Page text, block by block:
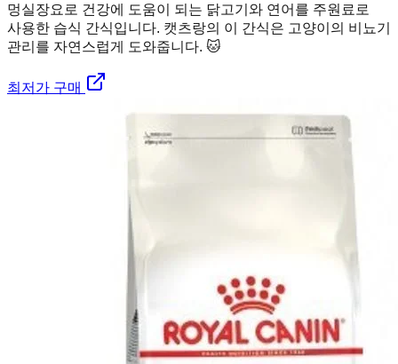
멍실장요로 건강에 도움이 되는 닭고기와 연어를 주원료로
사용한 습식 간식입니다. 캣츠랑의 이 간식은 고양이의 비뇨기
관리를 자연스럽게 도와줍니다. 🐱
최저가 구매